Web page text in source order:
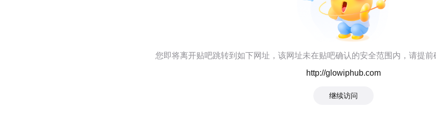
您即将离开贴吧跳转到如下网址，该网址未在贴吧确认的安全范围内，请提前
http://glowiphub.com
继续访问